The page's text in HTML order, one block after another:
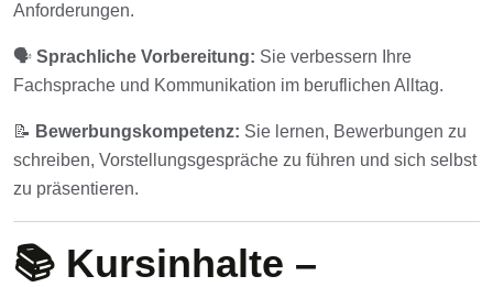
Anforderungen.
🗣️ Sprachliche Vorbereitung: Sie verbessern Ihre
Fachsprache und Kommunikation im beruflichen Alltag.
📝 Bewerbungskompetenz: Sie lernen, Bewerbungen zu
schreiben, Vorstellungsgespräche zu führen und sich selbst
zu präsentieren.
📚 Kursinhalte –